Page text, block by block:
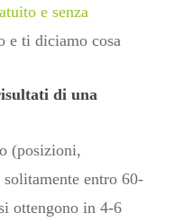
e senza
e ti diciamo cosa
di una
(posizioni,
entro 60-
ottengono in 4-6